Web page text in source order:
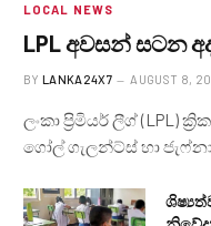
LOCAL NEWS
LPL අවසන් සටන
BY LANKA24X7 AUGUST 8,
ලංකා ප්‍රිමියර් ලීග් (LPL)
ගෝල් ගැලන්ට්ස් හා